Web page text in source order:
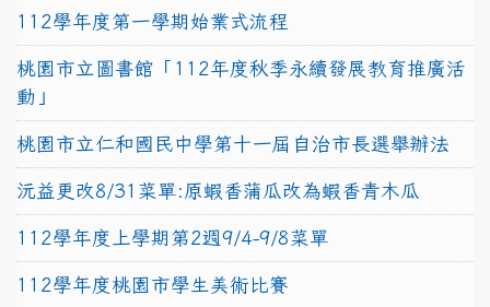
112學年度第一學期始業式流程
桃園市立圖書館「112年度秋季永續發展教育推廣活
動」
桃園市立仁和國民中學第十一屆自治市長選舉辦法
沅益更改8/31菜單:原蝦香蒲瓜改為蝦香青木瓜
112學年度上學期第2週9/4-9/8菜單
112學年度桃園市學生美術比賽